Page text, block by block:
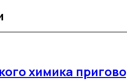
химика